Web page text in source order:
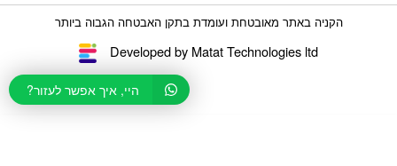
Developed by Matat Technologies ltd
הקניה באתר מאובטחת ועומדת בתקן האבטחה הגבוה ביותר
היי, איך אפשר לעזור?